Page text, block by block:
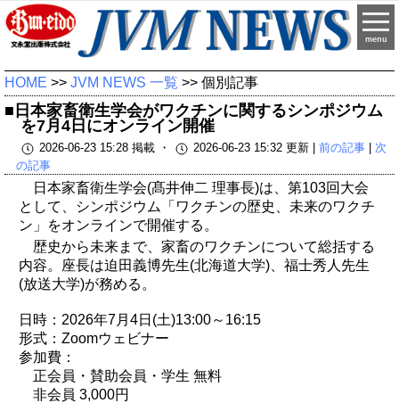
menu
HOME >> JVM NEWS 一覧 >> 個別記事
■日本家畜衛生学会がワクチンに関するシンポジウム
を7月4日にオンライン開催
2026-06-23 15:28 掲載 ・ 2026-06-23 15:32 更新 | 前の記事| 次
の記事
日本家畜衛生学会(髙井伸二 理事長)は、第103回大会
として、シンポジウム「ワクチンの歴史、未来のワクチ
ン」をオンラインで開催する。
歴史から未来まで、家畜のワクチンについて総括する
内容。座長は迫田義博先生(北海道大学)、福士秀人先生
(放送大学)が務める。
日時：2026年7月4日(土)13:00～16:15
形式：Zoomウェビナー
参加費：
正会員・賛助会員・学生 無料
非会員 3,000円